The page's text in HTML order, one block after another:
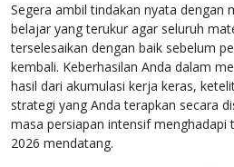
Segera ambil tindakan nyata dengan
belajar yang terukur agar seluruh
terselesaikan dengan baik sebelum
kembali. Keberhasilan Anda dalam
hasil dari akumulasi kerja keras,
strategi yang Anda terapkan secara
masa persiapan intensif menghadapi
2026 mendatang.